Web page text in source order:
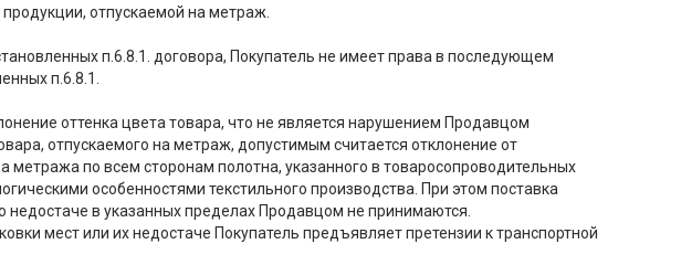
отпускаемой на метраж.
п.6.8.1. договора, Покупатель не имеет права в последующем
п.6.8.1.
оттенка цвета товара, что не является нарушением Продавцом
отпускаемого на метраж, допустимым считается отклонение от
метража по всем сторонам полотна, указанного в товаросопроводительных
особенностями текстильного производства. При этом поставка
в указанных пределах Продавцом не принимаются.
мест или их недостаче Покупатель предъявляет претензии к транспортной